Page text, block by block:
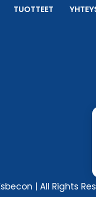
TUOTTEET
| All Rights